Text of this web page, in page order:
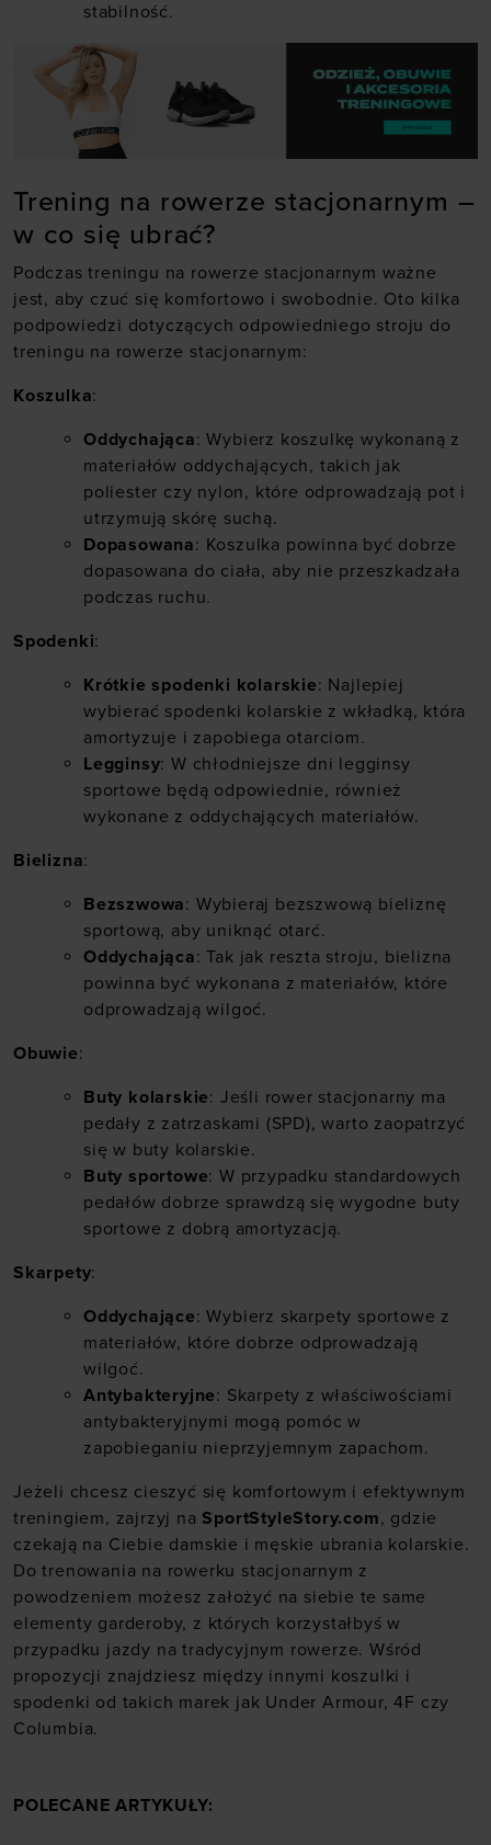
stabilność.
Trening na rowerze stacjonarnym –
w co się ubrać?
Podczas treningu na rowerze stacjonarnym ważne
jest, aby czuć się komfortowo i swobodnie. Oto kilka
podpowiedzi dotyczących odpowiedniego stroju do
treningu na rowerze stacjonarnym:
Koszulka:
Oddychająca: Wybierz koszulkę wykonaną z
materiałów oddychających, takich jak
poliester czy nylon, które odprowadzają pot i
utrzymują skórę suchą.
Dopasowana: Koszulka powinna być dobrze
dopasowana do ciała, aby nie przeszkadzała
podczas ruchu.
Spodenki:
Krótkie spodenki kolarskie: Najlepiej
wybierać spodenki kolarskie z wkładką, która
amortyzuje i zapobiega otarciom.
Legginsy: W chłodniejsze dni legginsy
sportowe będą odpowiednie, również
wykonane z oddychających materiałów.
Bielizna:
Bezszwowa: Wybieraj bezszwową bieliznę
sportową, aby uniknąć otarć.
Oddychająca: Tak jak reszta stroju, bielizna
powinna być wykonana z materiałów, które
odprowadzają wilgoć.
Obuwie:
Buty kolarskie: Jeśli rower stacjonarny ma
pedały z zatrzaskami (SPD), warto zaopatrzyć
się w buty kolarskie.
Buty sportowe: W przypadku standardowych
pedałów dobrze sprawdzą się wygodne buty
sportowe z dobrą amortyzacją.
Skarpety:
Oddychające: Wybierz skarpety sportowe z
materiałów, które dobrze odprowadzają
wilgoć.
Antybakteryjne: Skarpety z właściwościami
antybakteryjnymi mogą pomóc w
zapobieganiu nieprzyjemnym zapachom.
Jeżeli chcesz cieszyć się komfortowym i efektywnym
treningiem, zajrzyj na SportStyleStory.com, gdzie
czekają na Ciebie damskie i męskie ubrania kolarskie.
Do trenowania na rowerku stacjonarnym z
powodzeniem możesz założyć na siebie te same
elementy garderoby, z których korzystałbyś w
przypadku jazdy na tradycyjnym rowerze. Wśród
propozycji znajdziesz między innymi koszulki i
spodenki od takich marek jak Under Armour,4F czy
Columbia.
POLECANE ARTYKUŁY: